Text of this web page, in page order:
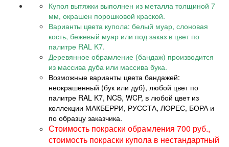
Купол вытяжки выполнен из металла толщиной 7
мм, окрашен порошковой краской.
Варианты цвета купола: белый муар, слоновая
кость, бежевый муар или под заказ в цвет по
палитре RAL K7.
Деревянное обрамление (бандаж) производится
из массива дуба или массива бука.
Возможные варианты цвета бандажей:
неокрашенный (бук или дуб), любой цвет по
палитре RAL K7, NCS, WCP, в любой цвет из
коллекции МАКБЕРРИ, РУССТА, ЛОРЕС, БОРА и
по образцу заказчика.
Стоимость покраски обрамления 700 руб.,
стоимость покраски купола в нестандартный